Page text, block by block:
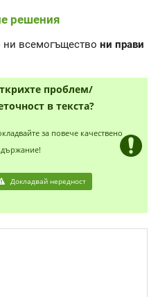
решения
ни всемогъщество ни прави
проблем/
в текста?
за повече качествено
Докладвай нередност